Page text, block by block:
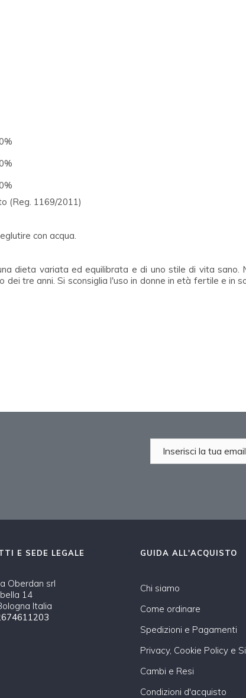
(Reg. 1169/2011)
con acqua.
dieta variata ed equilibrata e di uno stile di vita sano.
tre anni. Si sconsiglia l'uso in donne in età fertile e in
E SEDE LEGALE
Oberdan srl
14
Italia
GUIDA ALL'ACQUISTO
Chi siamo
Come ordinare
Spedizioni e Pagamenti
Privacy, Cookie Policy e
Cambi e Resi
Condizioni d'acquisto